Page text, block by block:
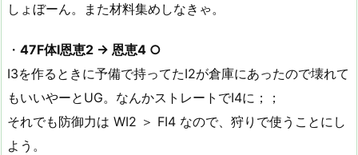
しょぼーん。また材料集めしなきゃ。
・ 47F体I恩恵2 → 恩恵4 ○
I3を作るときに予備で持ってたI2が倉庫にあったので壊れて
もいいやーとUG。なんかストレートでI4に；；
それでも防御力は WI2 ＞ FI4 なので、狩りで使うことにし
よう。